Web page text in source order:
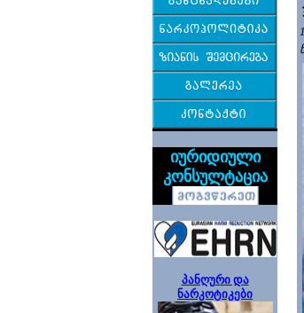
იურიდიული
კონსულტაცია
პანღური და
ნარკოტიკები